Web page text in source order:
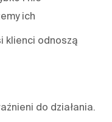
ich
klienci odnoszą
do działania.